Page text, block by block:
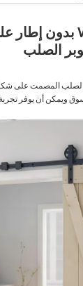
الصلب
ويمكن أن يوفر